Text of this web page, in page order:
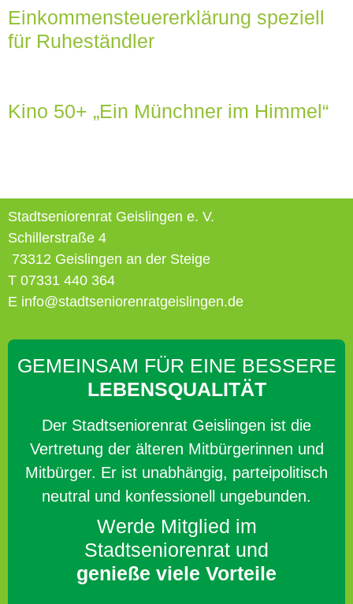
Einkommensteuererklärung speziell
für Ruheständler
Kino 50+ „Ein Münchner im Himmel“
Stadtseniorenrat Geislingen e. V.
Schillerstraße 4
73312 Geislingen an der Steige
T 07331 440 364
E info@stadtseniorenratgeislingen.de
GEMEINSAM FÜR EINE BESSERE
LEBENSQUALITÄT
Der Stadtseniorenrat Geislingen ist die
Vertretung der älteren Mitbürgerinnen und
Mitbürger. Er ist unabhängig, parteipolitisch
neutral und konfessionell ungebunden.
Werde Mitglied im
Stadtseniorenrat und
genieße viele Vorteile